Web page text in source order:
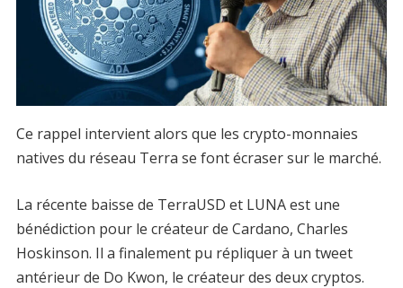
Ce rappel intervient alors que les crypto-monnaies
natives du réseau Terra se font écraser sur le marché.
La récente baisse de TerraUSD et LUNA est une
bénédiction pour le créateur de Cardano, Charles
Hoskinson. Il a finalement pu répliquer à un tweet
antérieur de Do Kwon, le créateur des deux cryptos.